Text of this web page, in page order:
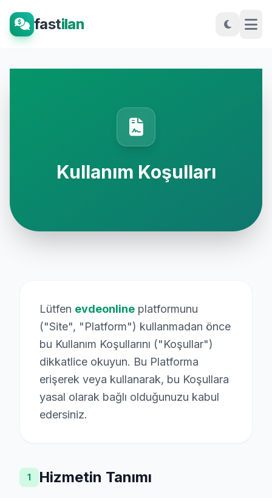
fastilan
Kullanım Koşulları
Lütfen evdeonline platformunu
("Site", "Platform") kullanmadan önce
bu Kullanım Koşullarını ("Koşullar")
dikkatlice okuyun. Bu Platforma
erişerek veya kullanarak, bu Koşullara
yasal olarak bağlı olduğunuzu kabul
edersiniz.
1 Hizmetin Tanımı